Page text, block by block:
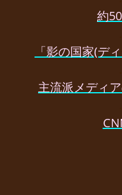
約
「影の国家(デ
主流派メディ